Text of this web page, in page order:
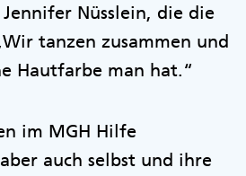
Nüsslein, die die
tanzen zusammen und
Hautfarbe man hat.“
im MGH Hilfe
auch selbst und ihre